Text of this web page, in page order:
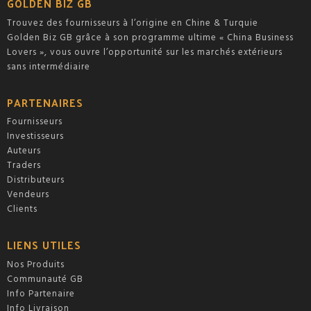
Trouvez des fournisseurs à l’origine en Chine & Turquie
Golden Biz GB grâce à son programme ultime « China Business
Lovers », vous ouvre l’opportunité sur les marchés extérieurs
sans intermédiaire
PARTENAIRES
Fournisseurs
Investisseurs
Auteurs
Traders
Distributeurs
Vendeurs
Clients
LIENS UTILES
Nos Produits
Communauté GB
Info Partenaire